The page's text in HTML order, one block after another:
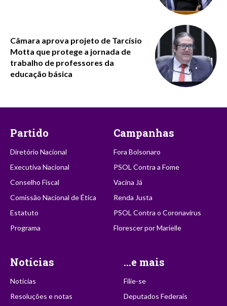
Câmara aprova projeto de Tarcísio
Motta que protege a jornada de
trabalho de professores da
educação básica
Partido
Diretório Nacional
Executiva Nacional
Conselho Fiscal
Comissão Nacional de Ética
Estatuto
Programa
Campanhas
Fora Bolsonaro
PSOL Contra a Fome
Vacina Já
Renda Justa
PSOL Contra o Coronavírus
Florescer por Marielle
Notícias
Notícias
Resoluções e notas
...e mais
Filie-se
Deputados Federais